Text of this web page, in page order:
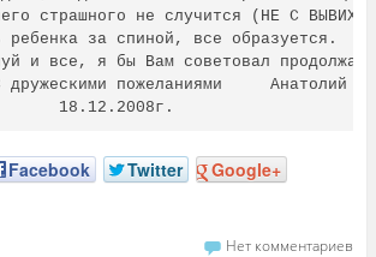
страшного не случится (НЕ С
ребенка за спиной, все образуется.
и все, я бы Вам советовал
дружескими пожеланиями     Анатолий
18.12.2008г.
Facebook Twitter
Google+
Нет комментариев